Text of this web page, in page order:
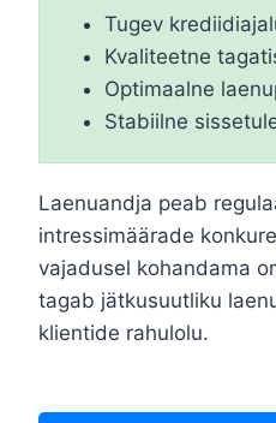
Tugev
Kvaliteetne
Optimaalne
Stabiilne
Laenuandja peab
intressimäärade
vajadusel kohandama
tagab jätkusuutliku
klientide rahulolu.